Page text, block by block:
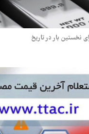
نخستین بار در تاریخ